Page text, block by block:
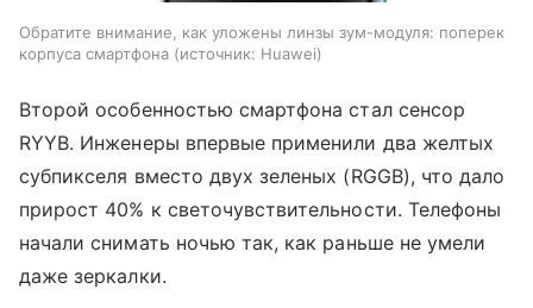
Обратите внимание, как уложены линзы зум-модуля: поперек
корпуса смартфона
источник: Huawei
Второй особенностью смартфона стал сенсор
RYYB. Инженеры впервые применили два желтых
субпикселя вместо двух зеленых (RGGB), что дало
прирост 40% к светочувствительности. Телефоны
начали снимать ночью так, как раньше не умели
даже зеркалки.